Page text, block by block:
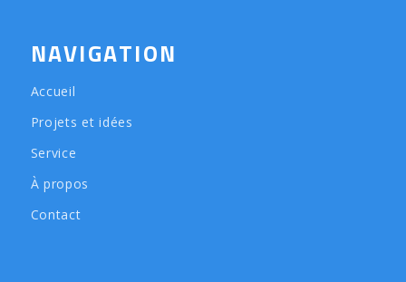
NAVIGATION
Accueil
Projets et idées
Service
À propos
Contact